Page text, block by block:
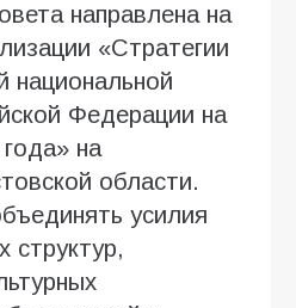
направлена на
«Стратегии
национальной
Федерации на
на
области.
усилия
структур,